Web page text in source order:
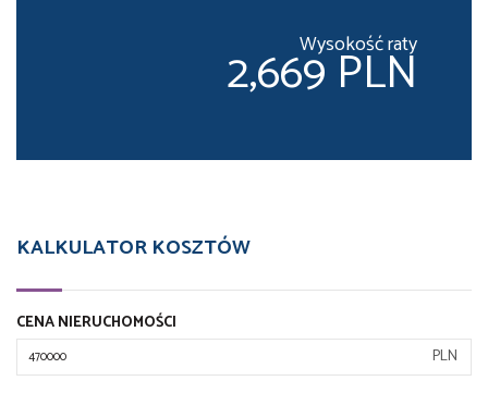
Wysokość raty
2,669 PLN
KALKULATOR KOSZTÓW
CENA NIERUCHOMOŚCI
PLN